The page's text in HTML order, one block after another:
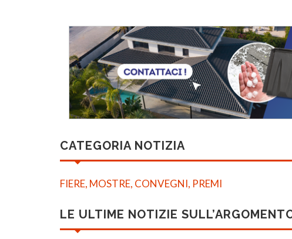
CATEGORIA NOTIZIA
FIERE, MOSTRE, CONVEGNI, PREMI
LE ULTIME NOTIZIE